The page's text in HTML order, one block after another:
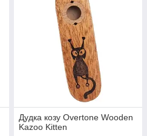
Дудка козу Overtone Wooden
Kazoo Kitten